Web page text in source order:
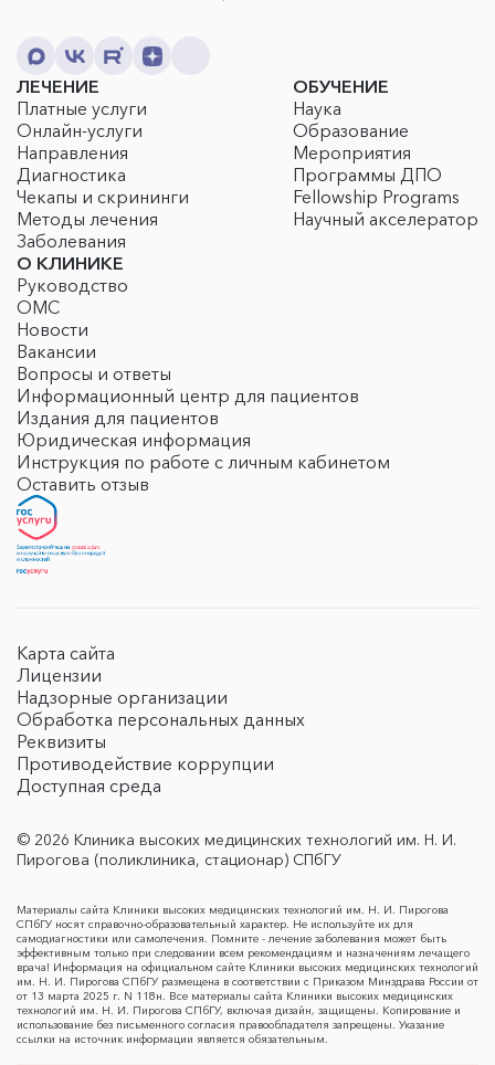
ЛЕЧЕНИЕ
Платные услуги
Онлайн-услуги
Направления
Диагностика
Чекапы и скрининги
Методы лечения
Заболевания
ОБУЧЕНИЕ
Наука
Образование
Мероприятия
Программы ДПО
Fellowship Programs
Научный акселератор
О КЛИНИКЕ
Руководство
ОМС
Новости
Вакансии
Вопросы и ответы
Информационный центр для пациентов
Издания для пациентов
Юридическая информация
Инструкция по работе с личным кабинетом
Оставить отзыв
Карта сайта
Лицензии
Надзорные организации
Обработка персональных данных
Реквизиты
Противодействие коррупции
Доступная среда
© 2026 Клиника высоких медицинских технологий им. Н. И.
Пирогова (поликлиника, стационар) СПбГУ
Материалы сайта Клиники высоких медицинских технологий им. Н. И. Пирогова
СПбГУ носят справочно-образовательный характер. Не используйте их для
самодиагностики или самолечения. Помните - лечение заболевания может быть
эффективным только при следовании всем рекомендациям и назначениям лечащего
врача! Информация на официальном сайте Клиники высоких медицинских технологий
им. Н. И. Пирогова СПбГУ размещена в соответствии с Приказом Минздрава России от
от 13 марта 2025 г. N 118н. Все материалы сайта Клиники высоких медицинских
технологий им. Н. И. Пирогова СПбГУ, включая дизайн, защищены. Копирование и
использование без письменного согласия правообладателя запрещены. Указание
ссылки на источник информации является обязательным.